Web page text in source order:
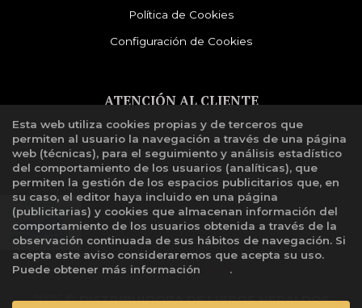
Política de Cookies
Configuración de Cookies
ATENCIÓN AL CLIENTE
Quiénes somos
Libro de reclamaciones
2026 ©DISTRIBUIDORA DE LIBROS HERALDOS
Esta web utiliza cookies propias y de terceros que
permiten al usuario la navegación a través de una página
web (técnicas), para el seguimiento y análisis estadístico
del comportamiento de los usuarios (analíticas), que
permiten la gestión de los espacios publicitarios que, en
su caso, el editor haya incluido en una página
(publicitarias) y cookies que almacenan información del
comportamiento de los usuarios obtenida a través de la
observación continuada de sus hábitos de navegación. Si
acepta este aviso consideraremos que acepta su uso.
Puede obtener más información
.